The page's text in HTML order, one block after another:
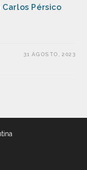
Pérsico
31 AGOSTO, 2023